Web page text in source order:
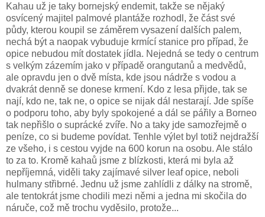
Kahau už je taky bornejský endemit, takže se nějaký
osvícený majitel palmové plantáže rozhodl, že část své
půdy, kterou koupil se záměrem vysazení dalších palem,
nechá být a naopak vybuduje krmící stanice pro případ, že
opice nebudou mít dostatek jídla. Nejedná se tedy o centrum
s velkým zázemím jako v případě orangutanů a medvědů,
ale opravdu jen o dvě místa, kde jsou nádrže s vodou a
dvakrát denně se donese krmení. Kdo z lesa přijde, tak se
nají, kdo ne, tak ne, o opice se nijak dál nestarají. Jde spíše
o podporu toho, aby byly spokojené a dál se pářily a Borneo
tak nepřišlo o suprácké zvíře. No a taky jde samozřejmě o
peníze, co si budeme povídat. Tenhle výlet byl totiž nejdražší
ze všeho, i s cestou vyjde na 600 korun na osobu. Ale stálo
to za to. Kromě kahaů jsme z blízkosti, která mi byla až
nepříjemná, viděli taky zajímavé silver leaf opice, neboli
hulmany střibrné. Jednu už jsme zahlídli z dálky na stromě,
ale tentokrát jsme chodili mezi němi a jedna mi skočila do
náruče, což mě trochu vyděsilo, protože...